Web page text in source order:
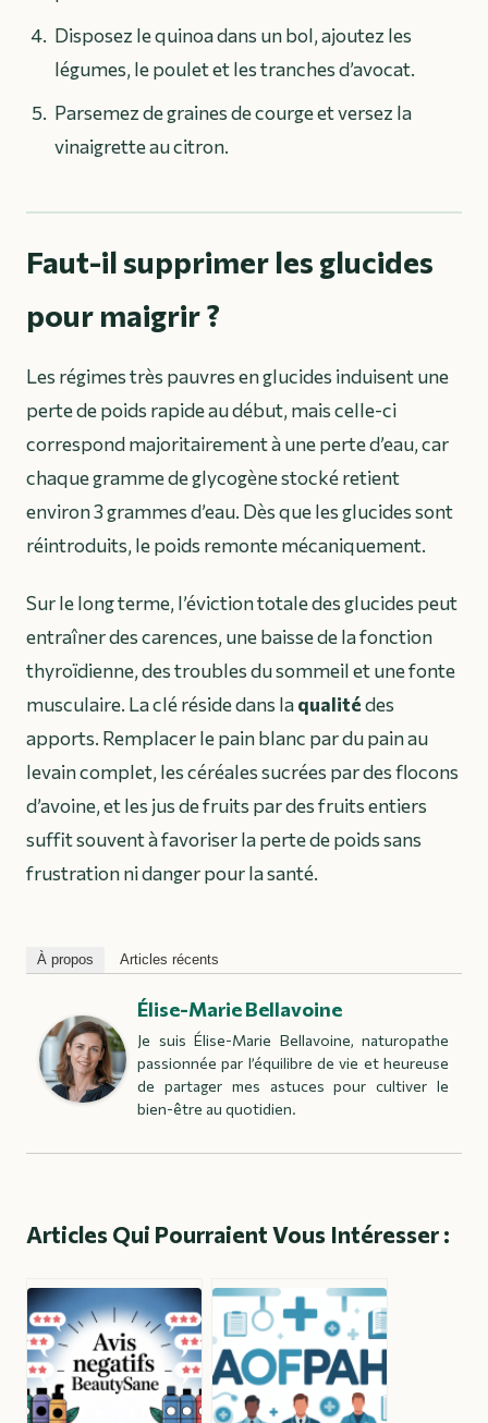
Disposez le quinoa dans un bol, ajoutez les
légumes, le poulet et les tranches d’avocat.
Parsemez de graines de courge et versez la
vinaigrette au citron.
Faut-il supprimer les glucides
pour maigrir ?
Les régimes très pauvres en glucides induisent une
perte de poids rapide au début, mais celle-ci
correspond majoritairement à une perte d’eau, car
chaque gramme de glycogène stocké retient
environ 3 grammes d’eau. Dès que les glucides sont
réintroduits, le poids remonte mécaniquement.
Sur le long terme, l’éviction totale des glucides peut
entraîner des carences, une baisse de la fonction
thyroïdienne, des troubles du sommeil et une fonte
musculaire. La clé réside dans laqualitédes
apports. Remplacer le pain blanc par du pain au
levain complet, les céréales sucrées par des flocons
d’avoine, et les jus de fruits par des fruits entiers
suffit souvent à favoriser la perte de poids sans
frustration ni danger pour la santé.
À propos Articles récents
Élise-Marie Bellavoine
Je suis Élise-Marie Bellavoine, naturopathe
passionnée par l’équilibre de vie et heureuse
de partager mes astuces pour cultiver le
bien-être au quotidien.
Articles Qui Pourraient Vous Intéresser :